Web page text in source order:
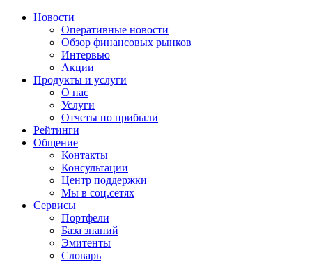
Новости
Оперативные новости
Обзор финансовых рынков
Интервью
Акции
Продукты и услуги
О нас
Услуги
Отчеты по прибыли
Рейтинги
Общение
Контакты
Консультации
Центр поддержки
Мы в соц.сетях
Сервисы
Портфели
База знаний
Эмитенты
Словарь